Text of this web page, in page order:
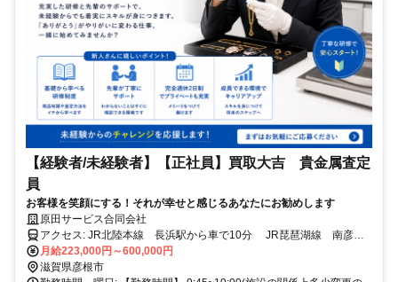
【経験者/未経験者】【正社員】買取大吉 貴金属査定
員
お客様を笑顔にする！それが幸せと感じるあなたにお勧めします
原田サービス合同会社
アクセス: JR北陸本線 長浜駅から車で10分 JR琵琶湖線 南彦根
駅より徒歩30秒 JR琵琶湖線 南彦根駅よりバスで５分
月給223,000円～600,000円
滋賀県彦根市